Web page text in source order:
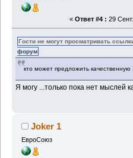
« Ответ #4 : 29
Гости не могут просматривать
форум
кто может предложить
Я могу ...только пока нет мыслей
Joker 1
ЕвроСоюз